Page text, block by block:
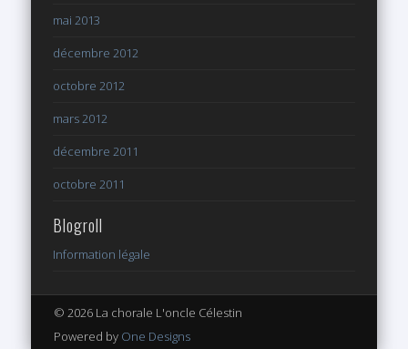
mai 2013
décembre 2012
octobre 2012
mars 2012
décembre 2011
octobre 2011
Blogroll
Information légale
© 2026 La chorale L'oncle Célestin
Powered by One Designs